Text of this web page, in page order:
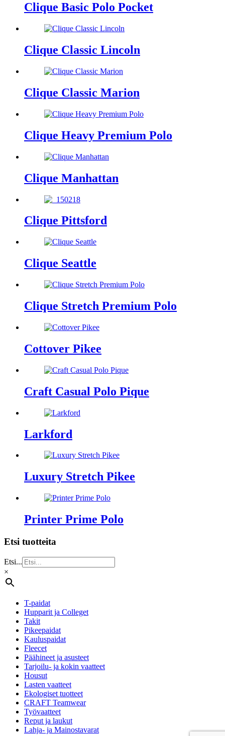
Clique Basic Polo Pocket
Clique Classic Lincoln
Clique Classic Marion
Clique Heavy Premium Polo
Clique Manhattan
Clique Pittsford
Clique Seattle
Clique Stretch Premium Polo
Cottover Pikee
Craft Casual Polo Pique
Larkford
Luxury Stretch Pikee
Printer Prime Polo
Etsi tuotteita
Etsi...
×
T-paidat
Hupparit ja Colleget
Takit
Pikeepaidat
Kauluspaidat
Fleecet
Päähineet ja asusteet
Tarjoilu- ja kokin vaatteet
Housut
Lasten vaatteet
Ekologiset tuotteet
CRAFT Teamwear
Työvaatteet
Reput ja laukut
Lahja- ja Mainostavarat